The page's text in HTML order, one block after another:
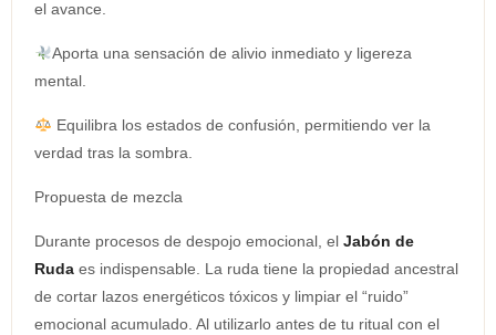
el avance.
Aporta una sensación de alivio inmediato y ligereza
mental.
Equilibra los estados de confusión, permitiendo ver la
verdad tras la sombra.
Propuesta de mezcla
Durante procesos de despojo emocional, el Jabón de
Ruda es indispensable. La ruda tiene la propiedad ancestral
de cortar lazos energéticos tóxicos y limpiar el “ruido”
emocional acumulado. Al utilizarlo antes de tu ritual con el